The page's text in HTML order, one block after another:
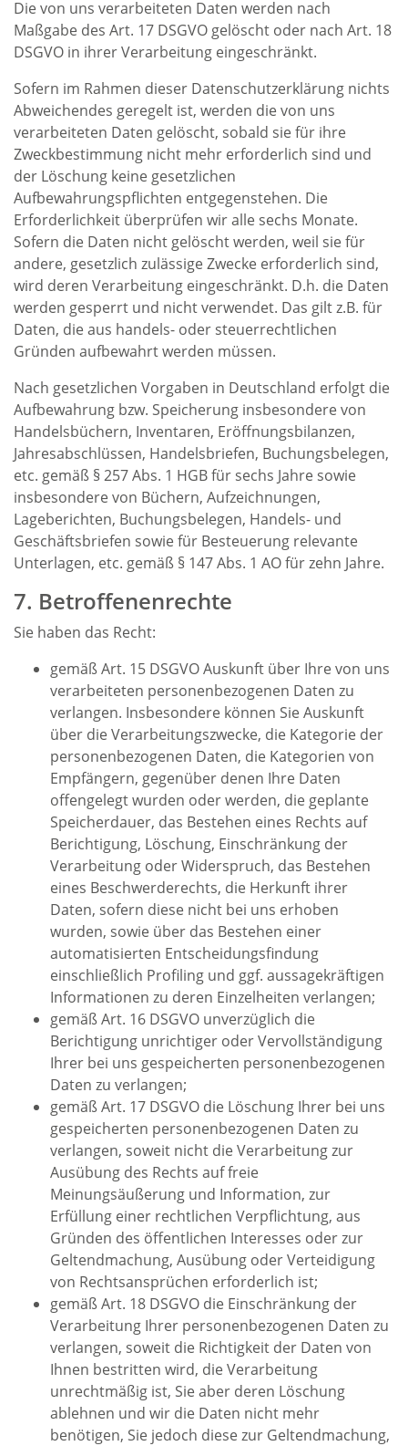
Die von uns verarbeiteten Daten werden nach
Maßgabe des Art. 17 DSGVO gelöscht oder nach Art. 18
DSGVO in ihrer Verarbeitung eingeschränkt.
Sofern im Rahmen dieser Datenschutzerklärung nichts
Abweichendes geregelt ist, werden die von uns
verarbeiteten Daten gelöscht, sobald sie für ihre
Zweckbestimmung nicht mehr erforderlich sind und
der Löschung keine gesetzlichen
Aufbewahrungspflichten entgegenstehen. Die
Erforderlichkeit überprüfen wir alle sechs Monate.
Sofern die Daten nicht gelöscht werden, weil sie für
andere, gesetzlich zulässige Zwecke erforderlich sind,
wird deren Verarbeitung eingeschränkt. D.h. die Daten
werden gesperrt und nicht verwendet. Das gilt z.B. für
Daten, die aus handels- oder steuerrechtlichen
Gründen aufbewahrt werden müssen.
Nach gesetzlichen Vorgaben in Deutschland erfolgt die
Aufbewahrung bzw. Speicherung insbesondere von
Handelsbüchern, Inventaren, Eröffnungsbilanzen,
Jahresabschlüssen, Handelsbriefen, Buchungsbelegen,
etc. gemäß § 257 Abs. 1 HGB für sechs Jahre sowie
insbesondere von Büchern, Aufzeichnungen,
Lageberichten, Buchungsbelegen, Handels- und
Geschäftsbriefen sowie für Besteuerung relevante
Unterlagen, etc. gemäß § 147 Abs. 1 AO für zehn Jahre.
7. Betroffenenrechte
Sie haben das Recht:
gemäß Art. 15 DSGVO Auskunft über Ihre von uns
verarbeiteten personenbezogenen Daten zu
verlangen. Insbesondere können Sie Auskunft
über die Verarbeitungszwecke, die Kategorie der
personenbezogenen Daten, die Kategorien von
Empfängern, gegenüber denen Ihre Daten
offengelegt wurden oder werden, die geplante
Speicherdauer, das Bestehen eines Rechts auf
Berichtigung, Löschung, Einschränkung der
Verarbeitung oder Widerspruch, das Bestehen
eines Beschwerderechts, die Herkunft ihrer
Daten, sofern diese nicht bei uns erhoben
wurden, sowie über das Bestehen einer
automatisierten Entscheidungsfindung
einschließlich Profiling und ggf. aussagekräftigen
Informationen zu deren Einzelheiten verlangen;
gemäß Art. 16 DSGVO unverzüglich die
Berichtigung unrichtiger oder Vervollständigung
Ihrer bei uns gespeicherten personenbezogenen
Daten zu verlangen;
gemäß Art. 17 DSGVO die Löschung Ihrer bei uns
gespeicherten personenbezogenen Daten zu
verlangen, soweit nicht die Verarbeitung zur
Ausübung des Rechts auf freie
Meinungsäußerung und Information, zur
Erfüllung einer rechtlichen Verpflichtung, aus
Gründen des öffentlichen Interesses oder zur
Geltendmachung, Ausübung oder Verteidigung
von Rechtsansprüchen erforderlich ist;
gemäß Art. 18 DSGVO die Einschränkung der
Verarbeitung Ihrer personenbezogenen Daten zu
verlangen, soweit die Richtigkeit der Daten von
Ihnen bestritten wird, die Verarbeitung
unrechtmäßig ist, Sie aber deren Löschung
ablehnen und wir die Daten nicht mehr
benötigen, Sie jedoch diese zur Geltendmachung,